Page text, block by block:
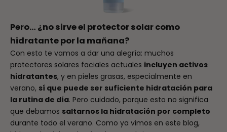
Pero… ¿no sirve el protector solar como
hidratante por la mañana?
Con esto te vamos a dar una alegría: muchos
protectores solares faciales actuales incluyen activos
hidratantes, y en pieles grasas, especialmente en
verano, sí que puede ser suficiente hidratación para
la rutina de día. Pero cuidado, porque esto no significa
que debamos saltarnos la hidratación por completo
durante todo el verano. Como ya vimos en este blog,